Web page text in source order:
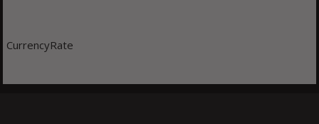
CurrencyRate